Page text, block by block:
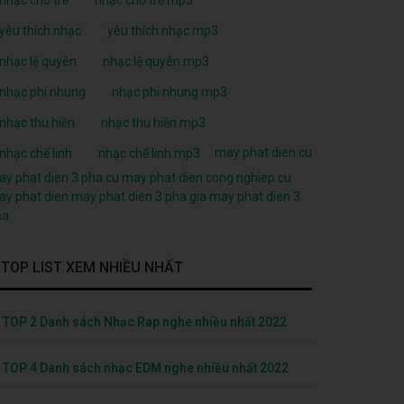
yêu thích nhạc yêu thích nhạc mp3
nhạc lệ quyên nhạc lệ quyên mp3
nhạc phi nhung nhạc phi nhung mp3
nhạc thu hiền nhạc thu hiền mp3
nhạc chế linh nhạc chế linh mp3
may phat dien cu
phat dien 3 pha cu may phat dien cong nghiep cu
phat dien may phat dien 3 pha gia may phat dien 3
TOP LIST XEM NHIỀU NHẤT
TOP 2 Danh sách Nhạc Rap nghe nhiều nhất 2022
TOP 4 Danh sách nhạc EDM nghe nhiều nhất 2022